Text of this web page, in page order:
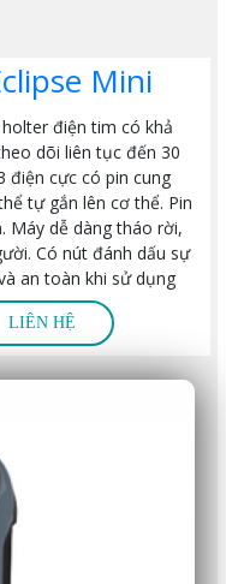
Mini
điện tim có khả
dõi liên tục đến 30
điện cực có pin cung
tự gắn lên cơ thể. Pin
Máy dễ dàng tháo rời,
Có nút đánh dấu sự
an toàn khi sử dụng
LIÊN HỆ